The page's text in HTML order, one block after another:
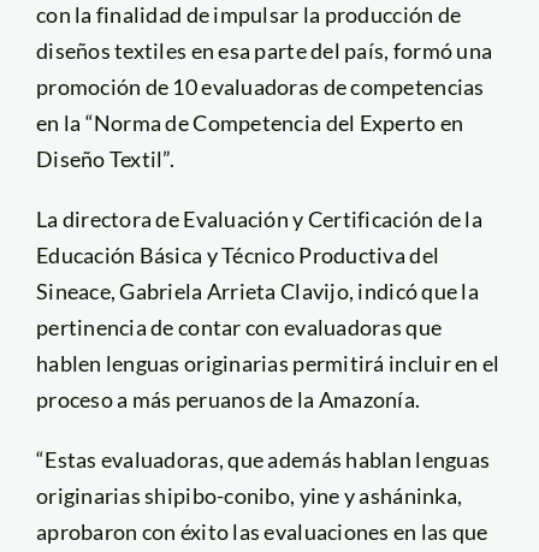
con la finalidad de impulsar la producción de
diseños textiles en esa parte del país, formó una
promoción de 10 evaluadoras de competencias
en la “Norma de Competencia del Experto en
Diseño Textil”.
La directora de Evaluación y Certificación de la
Educación Básica y Técnico Productiva del
Sineace, Gabriela Arrieta Clavijo, indicó que la
pertinencia de contar con evaluadoras que
hablen lenguas originarias permitirá incluir en el
proceso a más peruanos de la Amazonía.
“Estas evaluadoras, que además hablan lenguas
originarias shipibo-conibo, yine y asháninka,
aprobaron con éxito las evaluaciones en las que